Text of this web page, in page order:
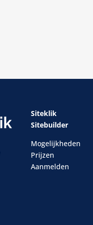
Siteklik
Sitebuilder
Mogelijkheden
Prijzen
Aanmelden